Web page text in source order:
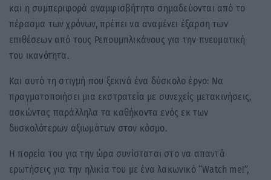
και η συμπεριφορά αναμφισβήτητα σημαδεύονται από το
πέρασμα των χρόνων, πρέπει να αναμένει έξαρση των
επιθέσεων από τους Ρεπουμπλικάνους για την πνευματική
του ικανότητα.
Και αυτό τη στιγμή που ξεκινά ένα δύσκολο έργο: Να
πραγματοποιήσει μια εκστρατεία με συνεχείς μετακινήσεις,
ασκώντας παράλληλα τα καθήκοντα ενός εκ των
δυσκολότερων αξιωμάτων στον κόσμο.
Η πορεία του για την ώρα συνίσταται στο να απαντά
ερωτήσεις για την ηλικία του με ένα λακωνικό “Watch me!”,